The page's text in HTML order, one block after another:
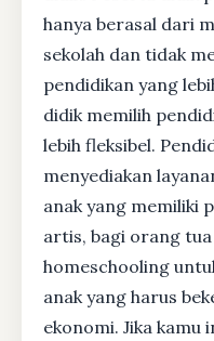
hanya berasal dari
sekolah dan tidak
pendidikan yang
didik memilih
lebih fleksibel.
menyediakan
anak yang memiliki
artis, bagi orang
homeschooling
anak yang harus
ekonomi. Jika kamu